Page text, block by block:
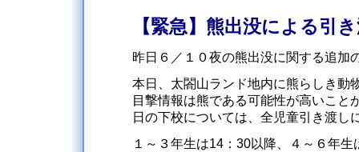
【緊急】熊出没による引
昨日６／１０夜の熊出没に関する追加
本日、太閤山ランド地内に熊らしき動
目撃情報は熊である可能性が高いこと
日の下校については、全児童引き渡し
１～３年生は14：30以降、４～６年